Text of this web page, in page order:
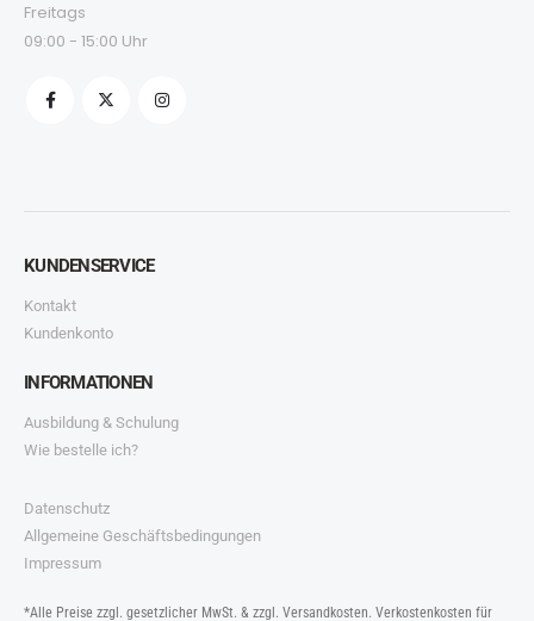
Freitags
09:00 - 15:00 Uhr
KUNDENSERVICE
Kontakt
Kundenkonto
INFORMATIONEN
Ausbildung & Schulung
Wie bestelle ich?
Datenschutz
Allgemeine Geschäftsbedingungen
Impressum
*Alle Preise zzgl. gesetzlicher MwSt. & zzgl. Versandkosten. Verkostenkosten für